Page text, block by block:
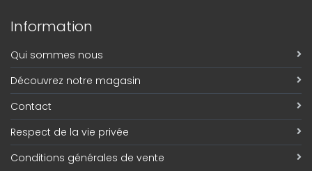
Information
Qui sommes nous
Découvrez notre magasin
Contact
Respect de la vie privée
Conditions générales de vente